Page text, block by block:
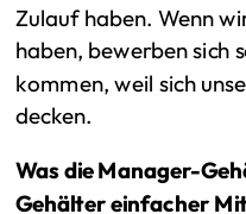
Zulauf haben. Wenn
haben, bewerben sich
kommen, weil sich
decken.
Was die Manager-
Gehälter einfacher